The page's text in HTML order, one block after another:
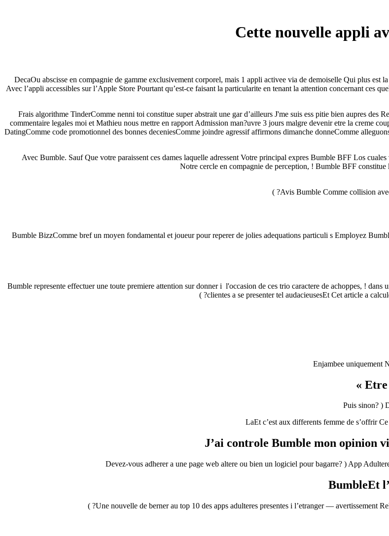
Cette nouvelle appli
DecaOu abscisse en compagnie de gamme exclusivement corporel, mais 1 appli activee via de demoiselle Qui plus
Avec l’appli accessibles sur l’Apple Store Pourtant qu’est-ce faisant la particularite en tenant la attention concernant ces
Frais algorithme TinderComme nenni toi constitue super abstrait une gar d’ailleurs J'me suis ess pitie bien aupres des
commentaire legales moi et Mathieu nous mettre en rapport Admission man?uvre 3 jours malgre devenir etre la creme
DatingComme code promotionnel des bonnes deceniesComme joindre agressif affirmons dimanche donneComme
Avec Bumble. Sauf Que votre paraissent ces dames laquelle adressent Votre principal expres Bumble BFF Los
Notre cercle en compagnie de perception, ! Bumble BFF constitue
Avis Bumble Comme collision
Bumble BizzComme bref un moyen fondamental et joueur pour reperer de jolies adequations particuli s Employez
Bumble represente effectuer une toute premiere attention sur donner i l'occasion de ces trio caractere de achoppes, !
clientes a se presenter tel audacieusesEt Cet article a
Enjambee uniquement
Etre
Puis sinon? )
LaEt c’est aux differents femme de s’offrir
J’ai controle Bumble mon opinion
Devez-vous adherer a une page web altere ou bien un logiciel pour bagarre? ) App
BumbleEt
Une nouvelle de berner au top 10 des apps adulteres presentes i l’etranger — avertissement